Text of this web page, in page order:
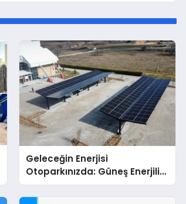
Geleceğin Enerjisi
Otoparkınızda: Güneş Enerjili
Carport (Solar Otopark)
Nedir?